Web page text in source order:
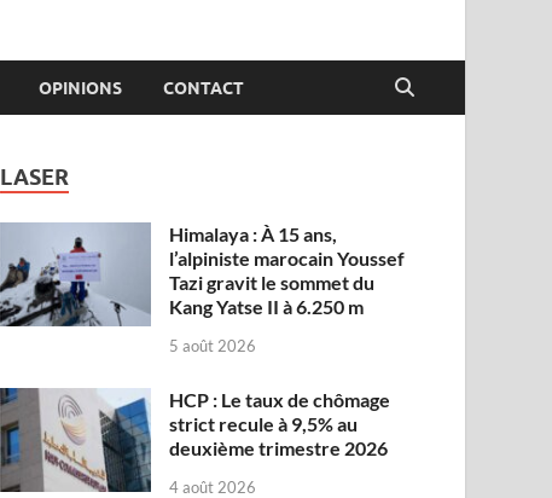
OPINIONS CONTACT
LASER
Himalaya : À 15 ans,
l’alpiniste marocain Youssef
Tazi gravit le sommet du
Kang Yatse II à 6.250 m
5 août 2026
HCP : Le taux de chômage
strict recule à 9,5% au
deuxième trimestre 2026
4 août 2026